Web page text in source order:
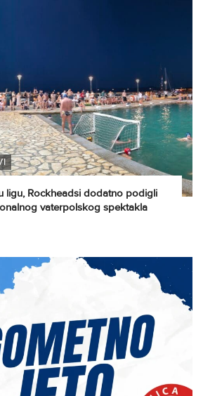
ligu, Rockheadsi dodatno podigli
vaterpolskog spektakla